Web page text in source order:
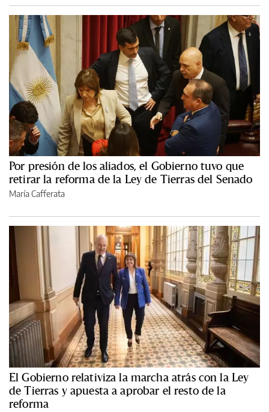
Por presión de los aliados, el Gobierno tuvo que
retirar la reforma de la Ley de Tierras del Senado
María Cafferata
El Gobierno relativiza la marcha atrás con la Ley
de Tierras y apuesta a aprobar el resto de la
reforma